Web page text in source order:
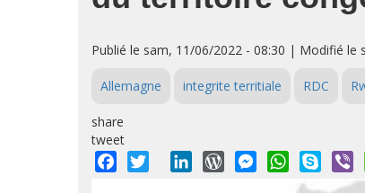
Publié le sam, 11/06/2022 - 08:30 | Modifié le
Allemagne integrite territiale RDC
share
tweet
Facebook
Twitter LinkedInWordPressMessengerWhatsApp
Skype